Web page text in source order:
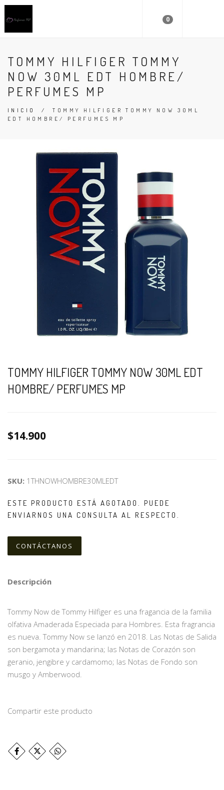
0
TOMMY HILFIGER TOMMY
NOW 30ML EDT HOMBRE/
PERFUMES MP
INICIO /TOMMY HILFIGER TOMMY NOW 30ML
EDT HOMBRE/ PERFUMES MP
TOMMY HILFIGER TOMMY NOW 30ML EDT
HOMBRE/ PERFUMES MP
$14.900
SKU: 1THNOWHOMBRE30MLEDT
ESTE PRODUCTO ESTÁ AGOTADO. PUEDE
ENVIARNOS UNA CONSULTA AL RESPECTO.
CONTÁCTANOS
Descripción
Tommy Now de Tommy Hilfiger es una fragancia de la familia
olfativa Amaderada Especiada para Hombres. Esta fragrancia
es nueva. Tommy Now se lanzó en 2018. Las Notas de Salida
son bergamota y mandarina; las Notas de Corazón son
geranio, jengibre y cardamomo; las Notas de Fondo son
musgo y Amberwood.
Compartir este producto